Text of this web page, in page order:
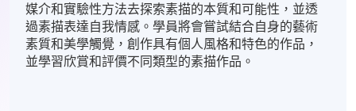
媒介和實驗性方法去探索素描的本質和可能性，並透
過素描表達自我情感。學員將會嘗試結合自身的藝術
素質和美學觸覺，創作具有個人風格和特色的作品，
並學習欣賞和評價不同類型的素描作品。